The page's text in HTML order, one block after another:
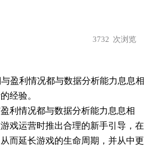
3732 次浏览
盈利情况都与数据分析能力息息相
经验。
利情况都与数据分析能力息息相
戏运营时推出合理的新手引导，在
而延长游戏的生命周期，并从中更